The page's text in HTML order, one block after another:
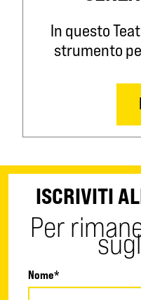
In questo
strumento
ISCRIVITI
Per
Nome*